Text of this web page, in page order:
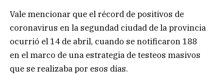
Vale mencionar que el récord de positivos de
coronavirus en la segundad ciudad de la provincia
ocurrió el 14 de abril, cuando se notificaron 188
en el marco de una estrategia de testeos masivos
que se realizaba por esos días.